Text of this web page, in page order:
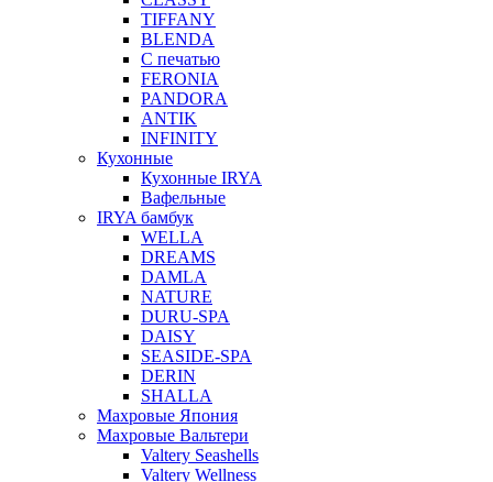
TIFFANY
BLENDA
С печатью
FERONIA
PANDORA
ANTIK
INFINITY
Кухонные
Кухонные IRYA
Вафельные
IRYA бамбук
WELLA
DREAMS
DAMLA
NATURE
DURU-SPA
DAISY
SEASIDE-SPA
DERIN
SHALLA
Махровые Япония
Махровые Вальтери
Valtery Seashells
Valtery Wellness